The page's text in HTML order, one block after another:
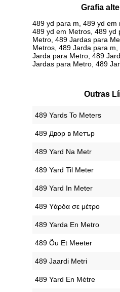
Grafia
489 yd para m, 489 yd em
489 yd em Metros, 489 yd
Metro, 489 Jardas para
Metros, 489 Jarda para
Jarda para Metro, 489
Jardas para Metro, 489
Outras
‎489 Yards To Meters
‎489 Двор в Метър
‎489 Yard Na Metr
‎489 Yard Til Meter
‎489 Yard In Meter
‎489 Υάρδα σε μέτρο
‎489 Yarda En Metro
‎489 Õu Et Meeter
‎489 Jaardi Metri
‎489 Yard En Mètre